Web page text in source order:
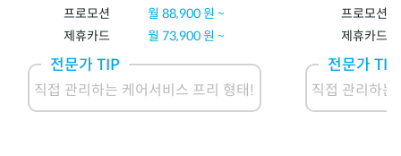
프로모션
월88,900원 ~
제휴카드
월 73,900원 ~
전문가 TIP
직접 관리하는 케어서비스 프리 형태!
프로모션
제휴카드
전문가 TIP
직접 관리하